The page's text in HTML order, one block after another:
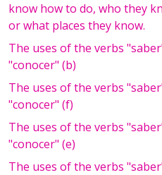
know how to do, who they
or what places they know.
The uses of the verbs
"conocer" (b)
The uses of the verbs
"conocer" (f)
The uses of the verbs
"conocer" (e)
The uses of the verbs